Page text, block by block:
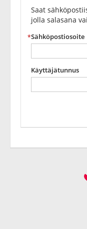
Saat
jolla salasana
Sähköpostiosoite
Käyttäjätunnus